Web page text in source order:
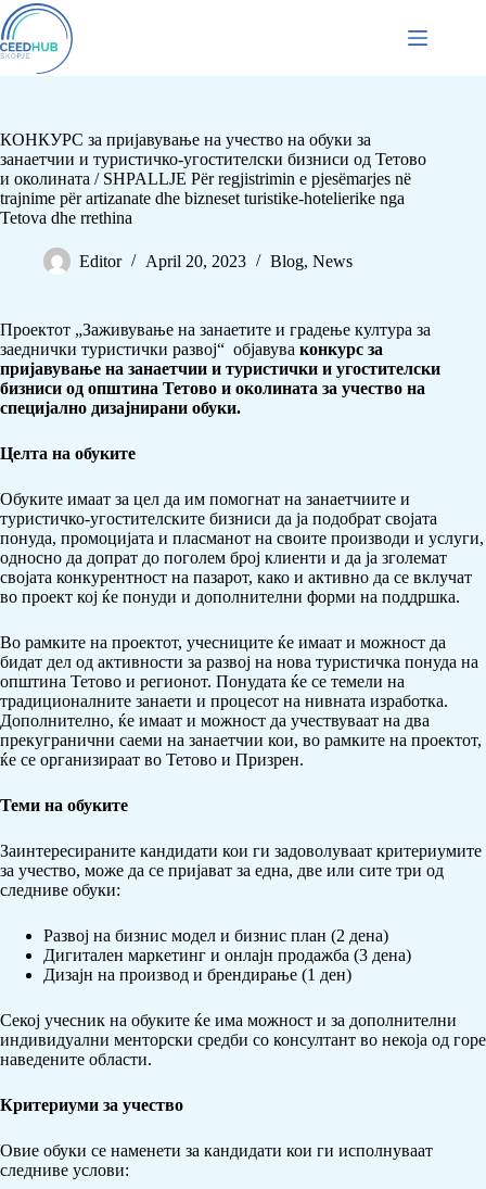
КОНКУРС за пријавување на учество на обуки за
занаетчии и туристичко-угостителски бизниси од Тетово
и околината / SHPALLJE Për regjistrimin e pjesëmarjes në
trajnime për artizanate dhe bizneset turistike-hotelierike nga
Tetova dhe rrethina
Editor April 20, 2023 Blog, News
Проектот „Заживување на занаетите и градење култура за
заеднички туристички развој“ објавува конкурс за
пријавување на занаетчии и туристички и угостителски
бизниси од општина Тетово и околината за учество на
специјално дизајнирани обуки.
Целта на обуките
Обуките имаат за цел да им помогнат на занаетчиите и
туристичко-угостителските бизниси да ја подобрат својата
понуда, промоцијата и пласманот на своите производи и услуги,
односно да допрат до поголем број клиенти и да ја зголемат
својата конкурентност на пазарот, како и активно да се вклучат
во проект кој ќе понуди и дополнителни форми на поддршка.
Во рамките на проектот, учесниците ќе имаат и можност да
бидат дел од активности за развој на нова туристичка понуда на
општина Тетово и регионот. Понудата ќе се темели на
традиционалните занаети и процесот на нивната изработка.
Дополнително, ќе имаат и можност да учествуваат на два
прекугранични саеми на занаетчии кои, во рамките на проектот,
ќе се организираат во Тетово и Призрен.
Теми на обуките
Заинтересираните кандидати кои ги задоволуваат критериумите
за учество, може да се пријават за една, две или сите три од
следниве обуки:
Развој на бизнис модел и бизнис план (2 дена)
Дигитален маркетинг и онлајн продажба (3 дена)
Дизајн на производ и брендирање (1 ден)
Секој учесник на обуките ќе има можност и за дополнителни
индивидуални менторски средби со консултант во некоја од горе
наведените области.
Критериуми за учество
Овие обуки се наменети за кандидати кои ги исполнуваат
следниве услови: